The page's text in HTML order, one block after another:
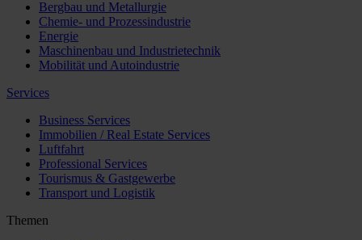
Bergbau und Metallurgie
Chemie- und Prozessindustrie
Energie
Maschinenbau und Industrietechnik
Mobilität und Autoindustrie
Services
Business Services
Immobilien / Real Estate Services
Luftfahrt
Professional Services
Tourismus & Gastgewerbe
Transport und Logistik
Themen